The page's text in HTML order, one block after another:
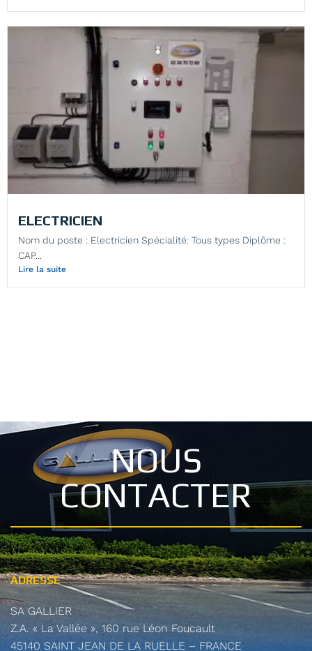
ELECTRICIEN
Nom du poste : Electricien Spécialité: Tous types Diplôme :
CAP...
Lire la suite
NOUS
CONTACTER
ADRESSE
SA GALLIER
Z.A. « La Vallée », 160 rue Léon Foucault
45140 SAINT JEAN DE LA RUELLE – FRANCE